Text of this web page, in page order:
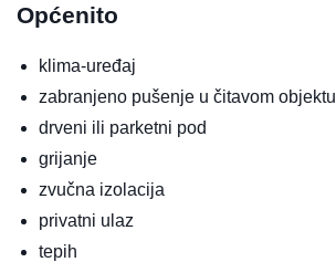
Općenito
klima-uređaj
zabranjeno pušenje u čitavom objektu
drveni ili parketni pod
grijanje
zvučna izolacija
privatni ulaz
tepih